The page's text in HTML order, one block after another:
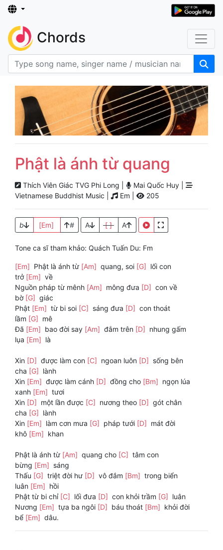
Chords
Phật là ánh từ quang
Thích Viên Giác TVG Phi Long |
Mai Quốc Huy |
Vietnamese Buddhist Music |
Em | 205
b [Em] # A [ ] A
Tone ca sĩ tham khảo: Quách Tuấn Du: Fm
[Em] Phật là ánh từ [Am] quang, soi [G] lối con
trở [Em] về
Nguồn pháp từ mênh [Am] mông đưa [D] con về
bờ [G] giác
Phật [Em] từ bi soi [C] sáng đưa [D] con thoát
lầm [G] mê
Đã [Em] bao đời say [Am] đắm trên [D] nhung gấm
lụa [Em] là
Xin [D] được làm con [C] ngoan luôn [D] sống bên
cha [G] lành
Xin [Em] được làm cánh [D] đồng cho [Bm] ngọn lúa
xanh [Em] tươi
Xin [D] một lần được [C] nương theo [D] gót chân
cha [G] lành
Xin [Em] làm cơn mưa [G] pháp tưới [D] mát đời
khô [Em] khan
Phật là ánh từ [Am] quang cho [C] tâm con
bừng [Em] sáng
Thấu [G] triệt đời hư [D] vô đắm [Bm] trong biển
luân [Em] hồi
Phật từ bi chỉ [C] lối đưa [D] con khỏi trầm [G] luân
Nương [Em] tựa ba ngôi [D] báu thoát [Bm] khỏi đời
bể [Em] dâu.